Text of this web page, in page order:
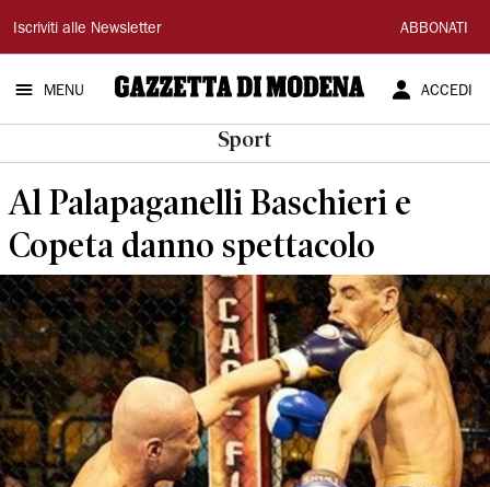
Gazzetta
di
Modena
Iscriviti alle Newsletter ABBONATI
MENU ACCEDI
Sport
Al Palapaganelli Baschieri e
Copeta danno spettacolo